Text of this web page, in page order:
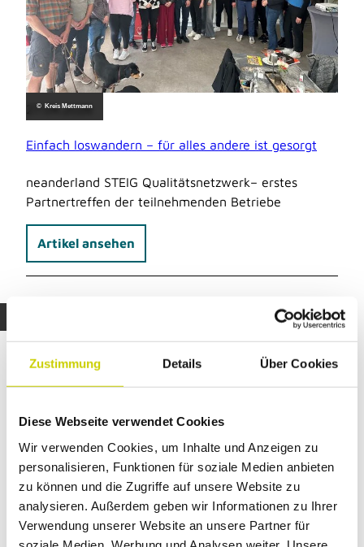
Zustimmung Details Über Cookies
Diese Webseite verwendet Cookies
Wir verwenden Cookies, um Inhalte und Anzeigen zu
personalisieren, Funktionen für soziale Medien anbieten
zu können und die Zugriffe auf unsere Website zu
analysieren. Außerdem geben wir Informationen zu Ihrer
Verwendung unserer Website an unsere Partner für
© Kreis Mettmann
27.04.2026
Einfach loswandern – für alles andere ist gesorgt
neanderland STEIG Qualitätsnetzwerk– erstes
Partnertreffen der teilnehmenden Betriebe
Artikel ansehen
Presse-Archiv
Ältere Pressemitteilungen finden Sie in
unserem Presse-Archiv.
Zum Presse-Archiv